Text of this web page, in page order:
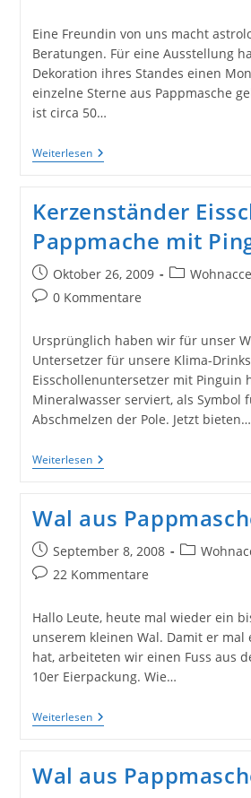
Eine Freundin von uns macht
Beratungen. Für eine Ausstellung
Dekoration ihres Standes einen
einzelne Sterne aus Pappmasche
ist circa 50…
WeiterlesenBasteln
Mit
Und
Sterne
Kerzenständer
Pappmache mit
Beitrag
veröffentlicht:
Oktober 26, 2009
Beitrags-
Beitrags-
0 Kommentare
Ursprünglich haben wir für unser
Untersetzer für unsere Klima-
Eisschollenuntersetzer mit Pinguin
Mineralwasser serviert, als Symbol
Abschmelzen der Pole. Jetzt bieten…
WeiterlesenKerzenständer
Eisscholle
Mit
Pinguin
Wal aus
Beitrag
veröffentlicht:
September 8, 2008
Beitrags-
Beitrags-
22 Kommentare
Hallo Leute, heute mal wieder ein
unserem kleinen Wal. Damit er mal
hat, arbeiteten wir einen Fuss aus
10er Eierpackung. Wie…
WeiterlesenWal
Aus
Wal aus